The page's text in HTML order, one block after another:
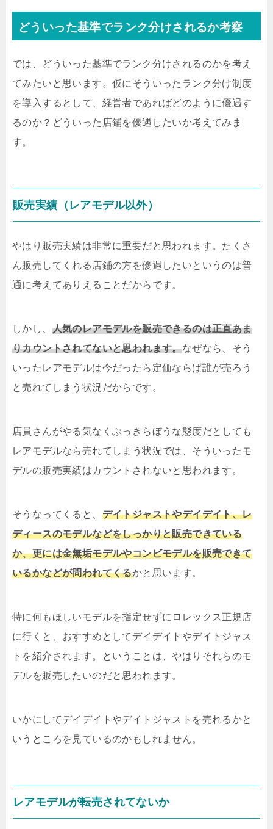
どういった基準でランク分けされるか考察
では、どういった基準でランク分けされるのかを考え
てみたいと思います。仮にそういったランク分け制度
を導入するとして、経営者であればどのように優遇す
るのか？どういった店鋪を優遇したいか考えてみま
す。
販売実績（レアモデル以外）
やはり販売実績は非常に重要だと思われます。たくさ
ん販売してくれる店鋪の方を優遇したいというのは普
通に考えてありえることだからです。
しかし、 人気のレアモデルを販売できるのは正直あま
りカウントされてないと思われます。なぜなら、そう
いったレアモデルは今だったら定価ならば誰が売ろう
と売れてしまう状況だからです。
店員さんがやる気なくぶっきらぼうな態度だとしても
レアモデルなら売れてしまう状況では、そういったモ
デルの販売実績はカウントされないと思われます。
そうなってくると、 デイトジャストやデイデイト、レ
ディースのモデルなどをしっかりと販売できている
か、更には金無垢モデルやコンビモデルを販売できて
いるかなどが問われてくるかと思います。
特に何もほしいモデルを指定せずにロレックス正規店
に行くと、おすすめとしてデイデイトやデイトジャス
トを紹介されます。ということは、やはりそれらのモ
デルを販売したいのだと思われます。
いかにしてデイデイトやデイトジャストを売れるかと
いうところを見ているのかもしれません。
レアモデルが転売されてないか